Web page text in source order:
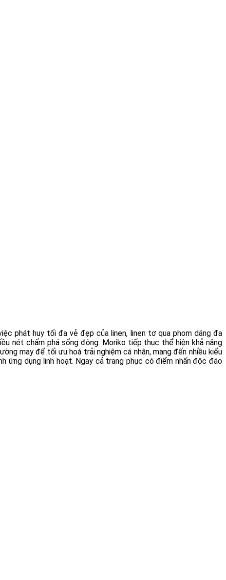
phát huy tối đa vẻ đẹp của linen, linen tơ qua phom dáng đa
nét chấm phá sống động. Moriko tiếp thục thể hiện khả năng
may để tối ưu hoá trải nghiệm cá nhân, mang đến nhiều kiểu
dụng linh hoạt. Ngay cả trang phục có điểm nhấn độc đáo